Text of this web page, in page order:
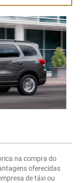
na compra do
oferecidas
de táxi ou